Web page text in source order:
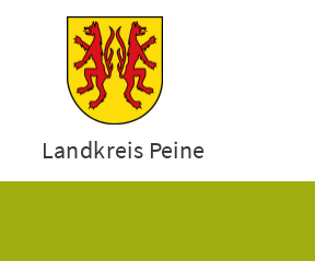
Landkreis Peine